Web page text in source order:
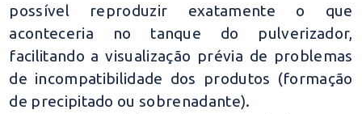
possível reproduzir exatamente o que
aconteceria no tanque do pulverizador,
facilitando a visualização prévia de problemas
de incompatibilidade dos produtos (formação
de precipitado ou sobrenadante).